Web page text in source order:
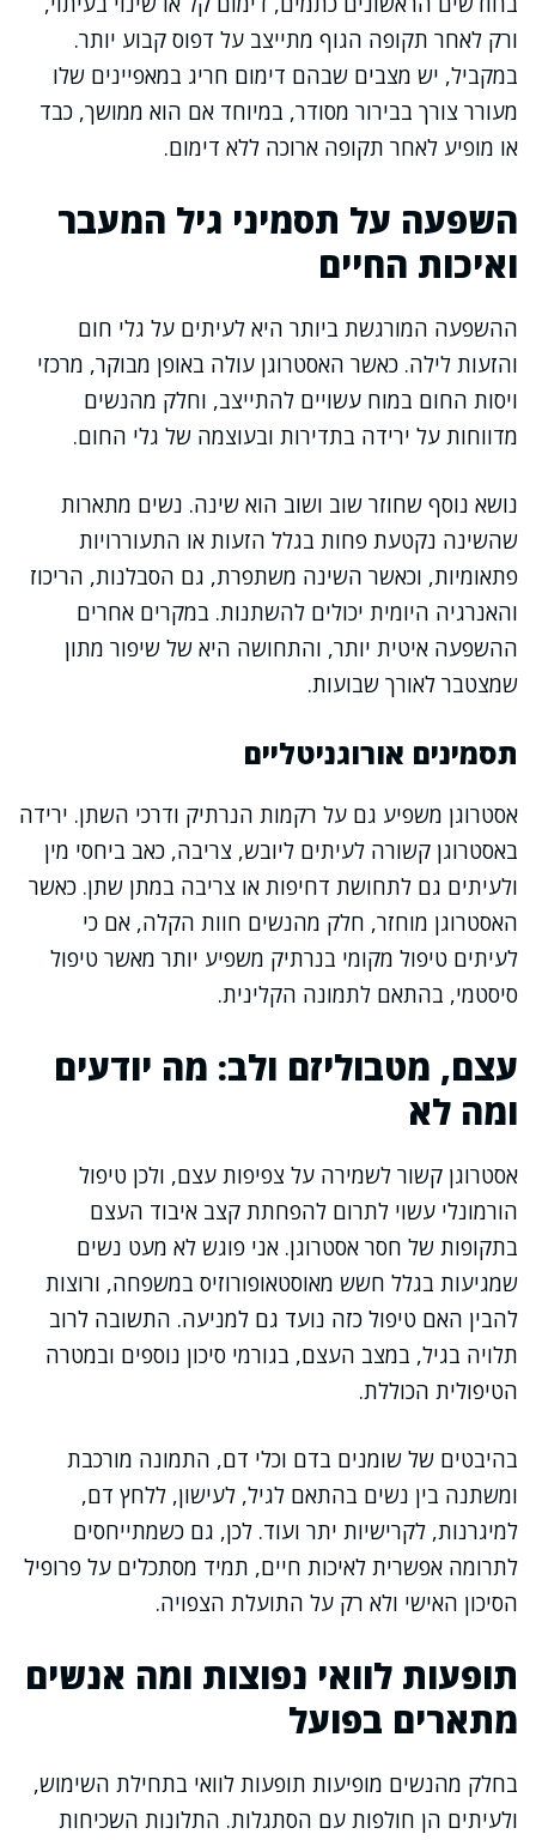
ורק לאחר תקופה הגוף מתייצב על דפוס קבוע יותר.
במקביל, יש מצבים שבהם דימום חריג במאפיינים שלו
מעורר צורך בבירור מסודר, במיוחד אם הוא ממושך, כבד
או מופיע לאחר תקופה ארוכה ללא דימום.
השפעה על תסמיני גיל המעבר
ואיכות החיים
ההשפעה המורגשת ביותר היא לעיתים על גלי חום
והזעות לילה. כאשר האסטרוגן עולה באופן מבוקר, מרכזי
ויסות החום במוח עשויים להתייצב, וחלק מהנשים
מדווחות על ירידה בתדירות ובעוצמה של גלי החום.
נושא נוסף שחוזר שוב ושוב הוא שינה. נשים מתארות
שהשינה נקטעת פחות בגלל הזעות או התעוררויות
פתאומיות, וכאשר השינה משתפרת, גם הסבלנות, הריכוז
והאנרגיה היומית יכולים להשתנות. במקרים אחרים
ההשפעה איטית יותר, והתחושה היא של שיפור מתון
שמצטבר לאורך שבועות.
תסמינים אורוגניטליים
אסטרוגן משפיע גם על רקמות הנרתיק ודרכי השתן. ירידה
באסטרוגן קשורה לעיתים ליובש, צריבה, כאב ביחסי מין
ולעיתים גם לתחושת דחיפות או צריבה במתן שתן. כאשר
האסטרוגן מוחזר, חלק מהנשים חוות הקלה, אם כי
לעיתים טיפול מקומי בנרתיק משפיע יותר מאשר טיפול
סיסטמי, בהתאם לתמונה הקלינית.
עצם, מטבוליזם ולב: מה יודעים
ומה לא
אסטרוגן קשור לשמירה על צפיפות עצם, ולכן טיפול
הורמונלי עשוי לתרום להפחתת קצב איבוד העצם
בתקופות של חסר אסטרוגן. אני פוגש לא מעט נשים
שמגיעות בגלל חשש מאוסטאופורוזיס במשפחה, ורוצות
להבין האם טיפול כזה נועד גם למניעה. התשובה לרוב
תלויה בגיל, במצב העצם, בגורמי סיכון נוספים ובמטרה
הטיפולית הכוללת.
בהיבטים של שומנים בדם וכלי דם, התמונה מורכבת
ומשתנה בין נשים בהתאם לגיל, לעישון, ללחץ דם,
למיגרנות, לקרישיות יתר ועוד. לכן, גם כשמתייחסים
לתרומה אפשרית לאיכות חיים, תמיד מסתכלים על פרופיל
הסיכון האישי ולא רק על התועלת הצפויה.
תופעות לוואי נפוצות ומה אנשים
מתארים בפועל
בחלק מהנשים מופיעות תופעות לוואי בתחילת השימוש,
ולעיתים הן חולפות עם הסתגלות. התלונות השכיחות